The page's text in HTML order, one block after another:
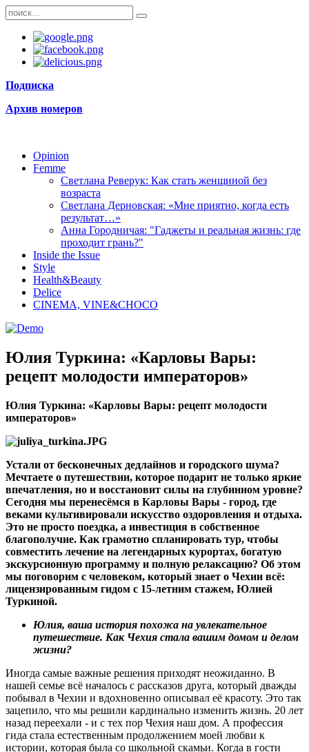
Подписка
Архив номеров
Opinion
Femme
Светлана Реверук: Как стать женщиной без
возраста
Светлана Дерновская: «Мне приятно, когда есть
результат…»
Анна Городничая: "Гаджеты и реальная жизнь: где
проходит грань?"
Inside the Issue
Style
Health&Beauty
Delice
CINEMA, VINE&CHOCO
Юлия Туркина: «Карловы Вары:
рецепт молодости императоров»
Юлия Туркина: «Карловы Вары: рецепт молодости
императоров»
Устали от бесконечных дедлайнов и городского шума?
Мечтаете о путешествии, которое подарит не только яркие
впечатления, но и восстановит силы на глубинном уровне?
Сегодня мы перенесёмся в Карловы Вары - город, где
веками культивировали искусство оздоровления и отдыха.
Это не просто поездка, а инвестиция в собственное
благополучие. Как грамотно спланировать тур, чтобы
совместить лечение на легендарных курортах, богатую
экскурсионную программу и полную релаксацию? Об этом
мы поговорим с человеком, который знает о Чехии всё:
лицензированным гидом с 15-летним стажем, Юлией
Туркиной.
Юлия, ваша история похожа на увлекательное
путешествие. Как Чехия стала вашим домом и делом
жизни?
Иногда самые важные решения приходят неожиданно. В
нашей семье всё началось с рассказов друга, который дважды
побывал в Чехии и вдохновенно описывал её красоту. Это так
зацепило, что мы решили кардинально изменить жизнь. 20 лет
назад переехали - и с тех пор Чехия наш дом. А профессия
гида стала естественным продолжением моей любви к
истории, которая была со школьной скамьи. Когда в гости